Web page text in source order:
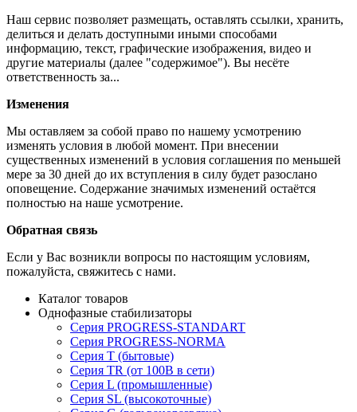
Наш сервис позволяет размещать, оставлять ссылки, хранить,
делиться и делать доступными иными способами
информацию, текст, графические изображения, видео и
другие материалы (далее "содержимое"). Вы несёте
ответственность за...
Изменения
Мы оставляем за собой право по нашему усмотрению
изменять условия в любой момент. При внесении
существенных изменений в условия соглашения по меньшей
мере за 30 дней до их вступления в силу будет разослано
оповещение. Содержание значимых изменений остаётся
полностью на наше усмотрение.
Обратная связь
Если у Вас возникли вопросы по настоящим условиям,
пожалуйста, свяжитесь с нами.
Каталог товаров
Однофазные стабилизаторы
Серия PROGRESS-STANDART
Серия PROGRESS-NORMA
Серия T (бытовые)
Серия TR (от 100В в сети)
Серия L (промышленные)
Серия SL (высокоточные)